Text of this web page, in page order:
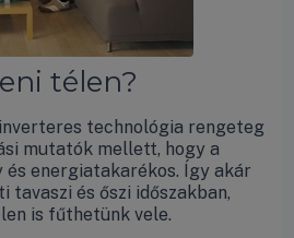
télen?
technológia rengeteg
mutatók mellett, hogy a
energiatakarékos. Így akár
tavaszi és őszi időszakban,
is fűthetünk vele.